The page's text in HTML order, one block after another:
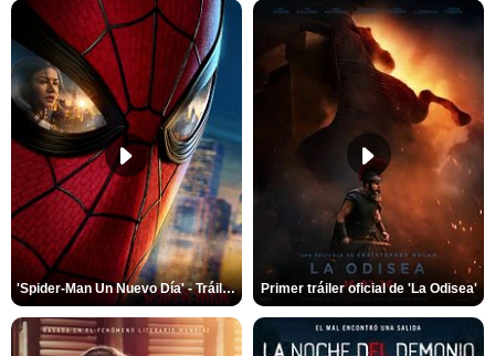
'Spider-Man Un Nuevo Día' - Tráiler oficial subtitulado Primer tráiler oficial de 'La Odisea'